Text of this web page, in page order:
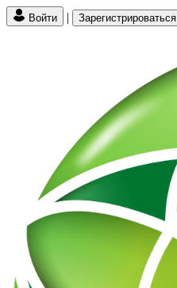
Войти | Зарегистрироваться